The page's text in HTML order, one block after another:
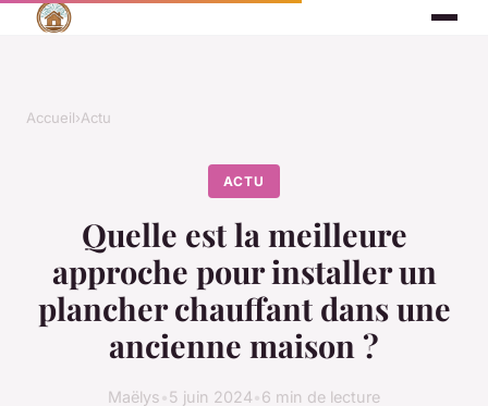
Accueil›Actu
ACTU
Quelle est la meilleure
approche pour installer un
plancher chauffant dans une
ancienne maison ?
Maëlys 5 juin 2024 6 min de lecture